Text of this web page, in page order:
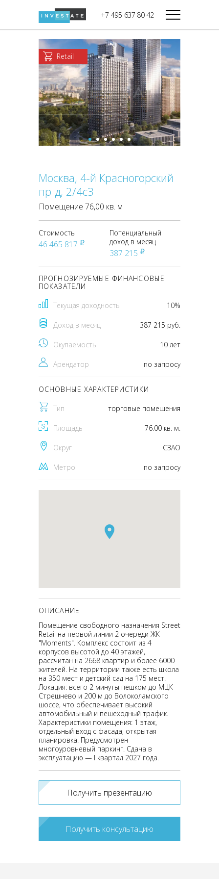
+7 495 637 80 42
Дикси
Верный
Мираторг
Магнолия
В башне
Башня Федерация-II
Запад
Башня Федерация-I
Восток
Город Столиц,
Северный блок
Город Столиц,
Южный блок
Retail
Москва, 4-й Красногорский
пр-д, 2/4с3
Помещение 76,00 кв. м
Стоимость
46 465 817 pуб
Потенциальный
доход в месяц
387 215 pуб
ПРОГНОЗИРУЕМЫЕ ФИНАНСОВЫЕ
ПОКАЗАТЕЛИ
Текущая доходность 10%
Доход в месяц 387 215 руб.
Окупаемость 10 лет
Арендатор по запросу
ОСНОВНЫЕ ХАРАКТЕРИСТИКИ
Тип торговые помещения
Площадь 76.00 кв. м.
Округ CЗАО
Метро по запросу
ОПИСАНИЕ
Помещение свободного назначения Street
Retail на первой линии 2 очереди ЖК
"Moments". Комплекс состоит из 4
корпусов высотой до 40 этажей,
рассчитан на 2668 квартир и более 6000
жителей. На территории также есть школа
на 350 мест и детский сад на 175 мест.
Локация: всего 2 минуты пешком до МЦК
Стрешнево и 200 м до Волоколамского
шоссе, что обеспечивает высокий
автомобильный и пешеходный трафик.
Характеристики помещения: 1 этаж,
отдельный вход с фасада, открытая
планировка. Предусмотрен
многоуровневый паркинг. Сдача в
эксплуатацию — I квартал 2027 года.
Получить презентацию
Получить консультацию